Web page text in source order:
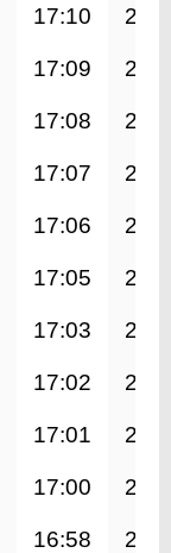
17:10
17:09
17:08
17:07
17:06
17:05
17:03
17:02
17:01
17:00
16:58